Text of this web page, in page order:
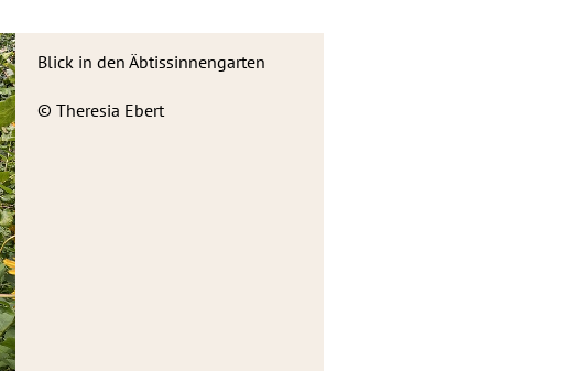
Blick in den Äbtissinnengarten
© Theresia Ebert